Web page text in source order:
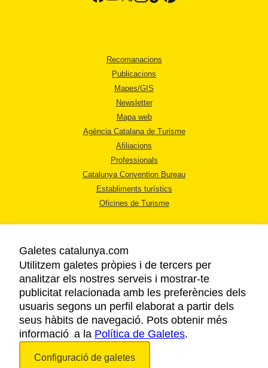
Recomanacions
Publicacions
Mapes/GIS
Newsletter
Mapa web
Agència Catalana de Turisme
Afiliacions
Professionals
Catalunya Convention Bureau
Establiments turístics
Oficines de Turisme
AVÍS LEGAL
POLÍTICA DE PRIVACITAT
COOKIES
ACCESSIBILITAT
Galetes catalunya.com
Utilitzem galetes pròpies i de tercers per
analitzar els nostres serveis i mostrar-te
publicitat relacionada amb les preferències dels
usuaris segons un perfil elaborat a partir dels
seus hàbits de navegació. Pots obtenir més
informació a la Política de Galetes.
Configuració de galetes